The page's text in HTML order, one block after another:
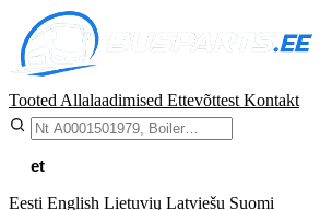
Tooted Allalaadimised Ettevõttest Kontakt
et
Eesti English Lietuvių Latviešu Suomi